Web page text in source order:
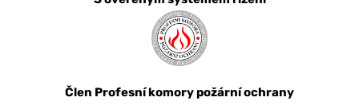
Člen Profesní komory požární ochrany